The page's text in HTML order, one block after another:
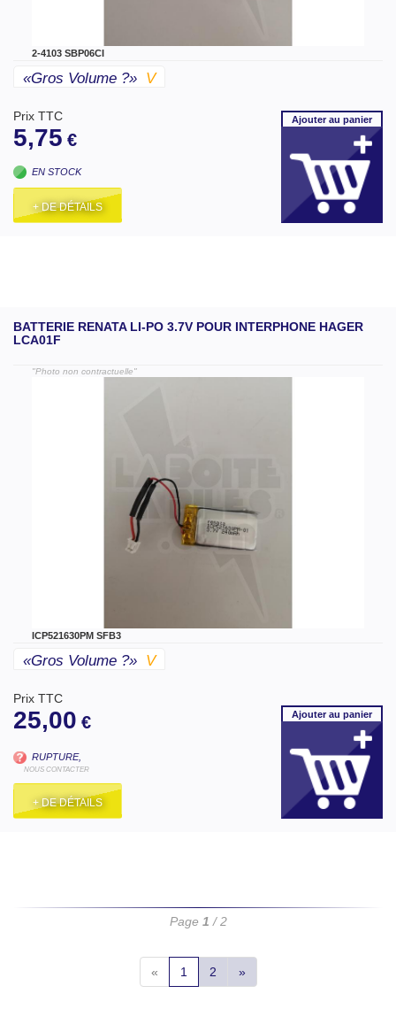
2-4103 SBP06CI
«gros Volume ?» V
Prix TTC
5,75 €
EN STOCK
+ DE DÉTAILS
Ajouterau panier
BATTERIE RENATA LI-PO 3.7V POUR INTERPHONE HAGER
LCA01F
"Photo non contractuelle"
ICP521630PM SFB3
«gros Volume ?» V
Prix TTC
25,00 €
RUPTURE,
NOUS CONTACTER
+ DE DÉTAILS
Ajouterau panier
Page 1 / 2
« 1 2 »